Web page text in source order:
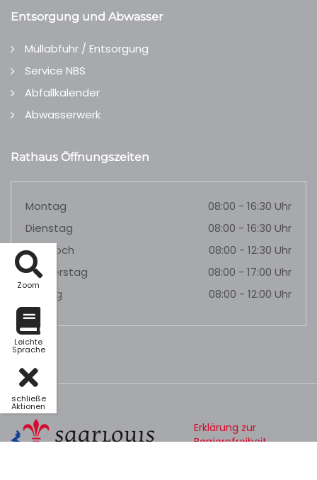
Zoom
Leichte
Sprache
schließe
Aktionen
Entsorgung und Abwasser
Müllabfuhr / Entsorgung
Service NBS
Abfallkalender
Abwasserwerk
Rathaus Öffnungszeiten
Montag
08:00 - 16:30 Uhr
Dienstag
08:00 - 16:30 Uhr
Mittwoch
08:00 - 12:30 Uhr
Donnerstag
08:00 - 17:00 Uhr
Freitag
08:00 - 12:00 Uhr
Erklärung zur
Barrierefreiheit